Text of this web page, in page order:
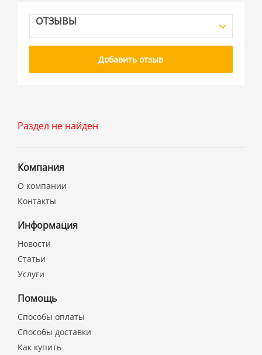
ОТЗЫВЫ
Добавить отзыв
Раздел не найден
Компания
О компании
Контакты
Информация
Новости
Статьи
Услуги
Помощь
Способы оплаты
Способы доставки
Как купить